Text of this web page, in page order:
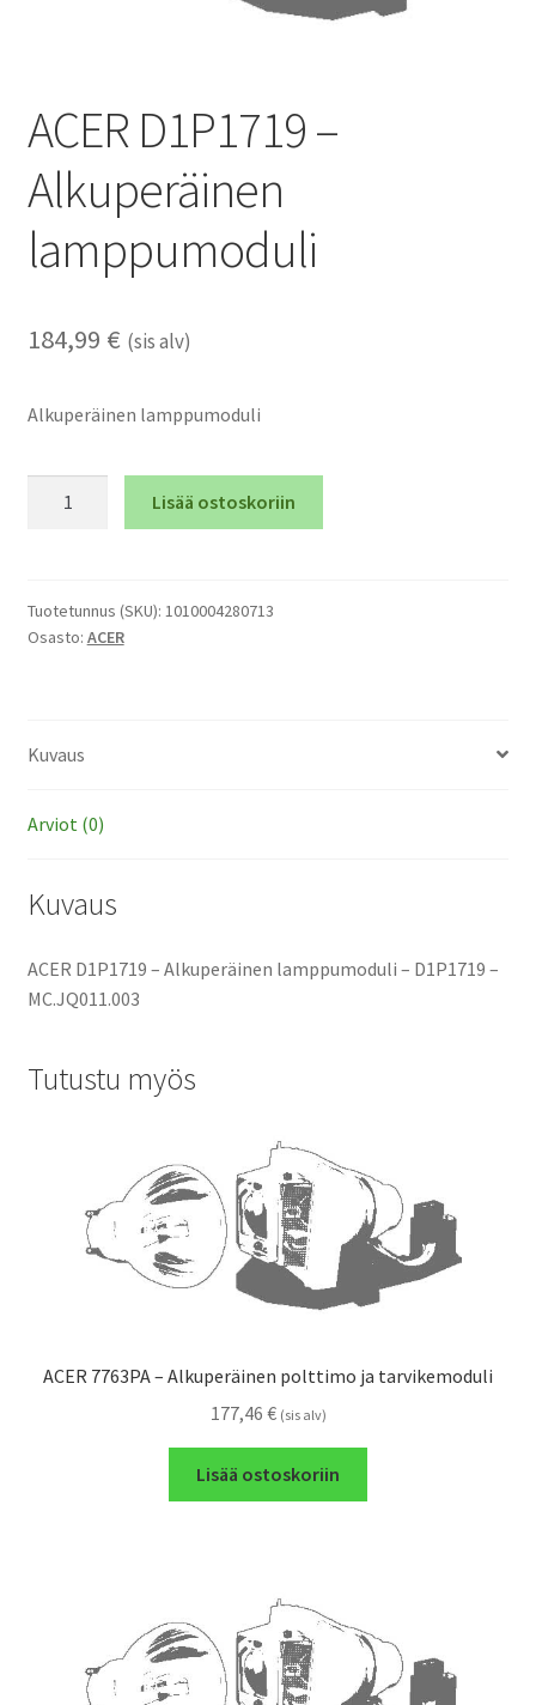
ACER D1P1719 –
Alkuperäinen
lamppumoduli
184,99 € (sis alv)
Alkuperäinen lamppumoduli
lamppumoduli
määrä
Lisää ostoskoriin
Tuotetunnus (SKU): 1010004280713
Osasto: ACER
Kuvaus
Arviot (0)
Kuvaus
ACER D1P1719 – Alkuperäinen lamppumoduli – D1P1719 –
MC.JQ011.003
Tutustu myös
ACER 7763PA – Alkuperäinen polttimo ja tarvikemoduli
177,46 € (sis alv)
Lisää ostoskoriin